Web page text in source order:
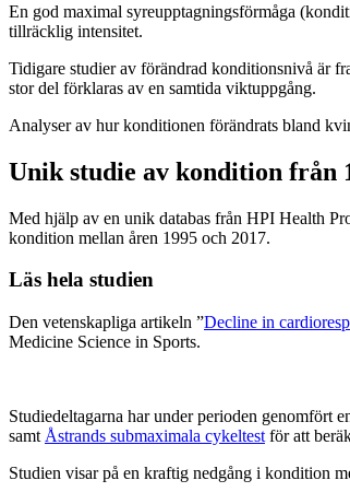
En god maximal syreupptagningsförmåga
tillräcklig intensitet.
Tidigare studier av förändrad konditionsnivå är
stor del förklaras av en samtida viktuppgång.
Analyser av hur konditionen förändrats bland
Unik studie av kondition från
Med hjälp av en unik databas från HPI Health
kondition mellan åren 1995 och 2017.
Läs hela studien
Den vetenskapliga artikeln ”Decline in
Medicine Science in Sports.
Studiedeltagarna har under perioden genomfört
samt Åstrands submaximala cykeltest för att
Studien visar på en kraftig nedgång i kondition